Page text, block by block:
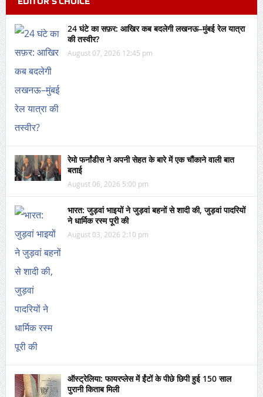
24 घंटे का सफ़र: आखिर कब बदलेगी लखनऊ–मुंबई रेल यात्रा
की तस्वीर?
August 07, 2026 12:45 pm
रेमो फर्नांडीस ने अपनी सेहत के बारे में एक चौंकाने वाली बात
बताई
August 06, 2026 5:00 pm
भारत: जुड़वां भाइयों ने जुड़वां बहनों से शादी की, जुड़वां पादरियों
ने धार्मिक रस्म पूरी की
August 03, 2026 2:10 pm
ऑस्ट्रेलिया: फायरप्लेस में ईंटों के पीछे छिपी हुई 150 साल
पुरानी किताब मिली